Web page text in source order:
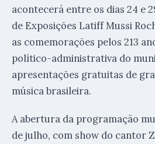
acontecerá entre os dias 24 e
de Exposições Latiff Mussi
as comemorações pelos 213
político-administrativa do
apresentações gratuitas de
música brasileira.
A abertura da programação
de julho, com show do cantor